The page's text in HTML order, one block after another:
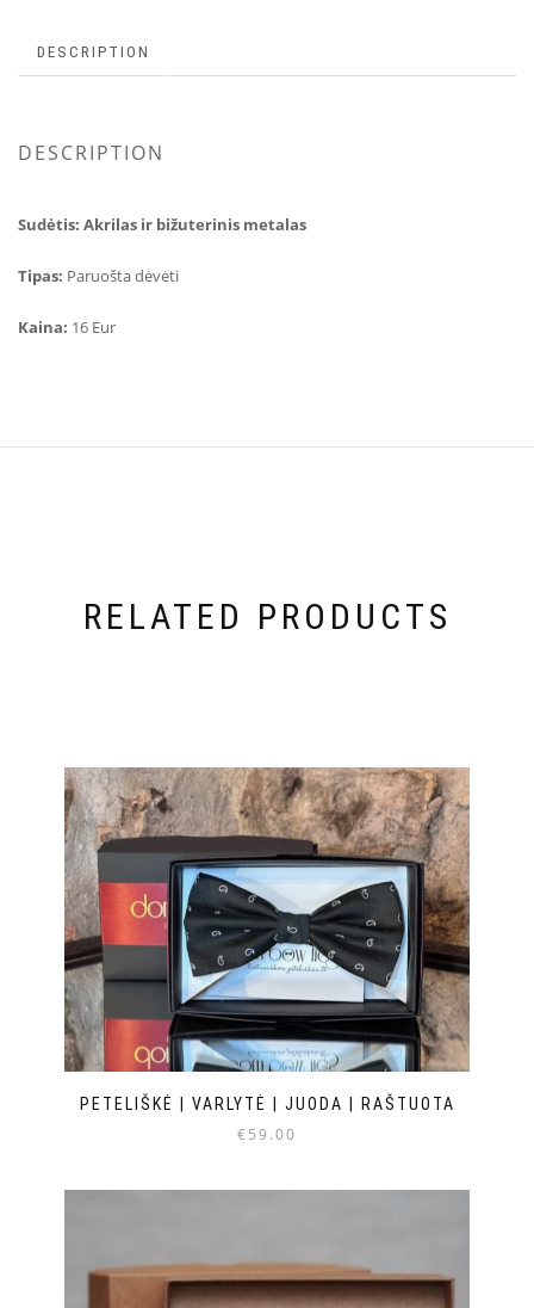
DESCRIPTION
DESCRIPTION
Sudėtis: Akrilas ir bižuterinis metalas
Tipas: Paruošta dėvėti
Kaina: 16 Eur
RELATED PRODUCTS
PETELIŠKĖ | VARLYTĖ | JUODA | RAŠTUOTA
€59.00